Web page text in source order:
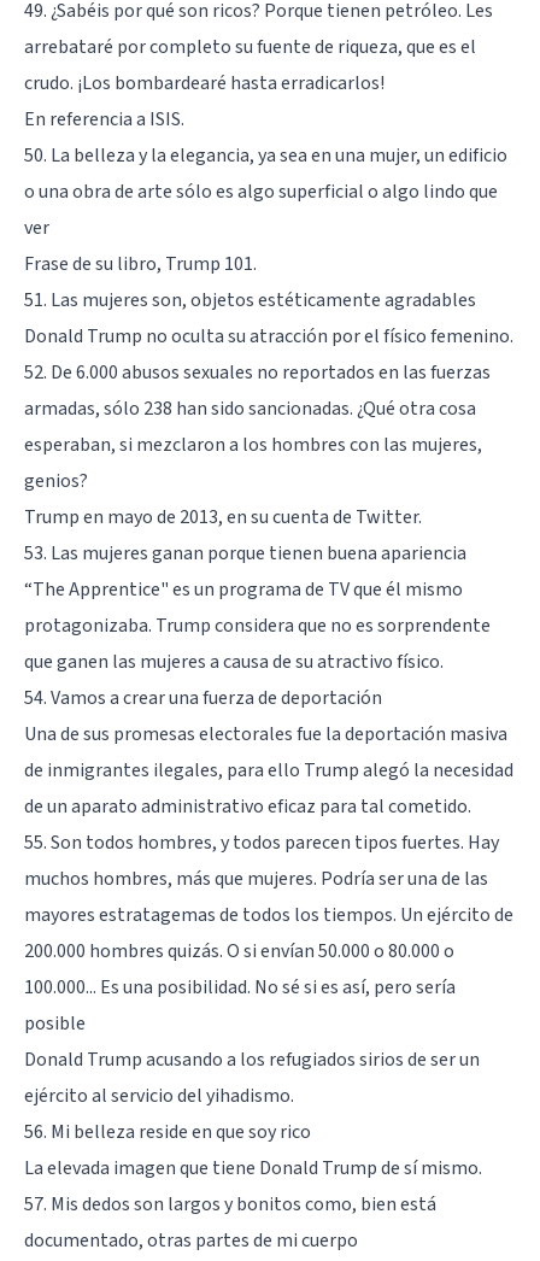
49. ¿Sabéis por qué son ricos? Porque tienen petróleo. Les
arrebataré por completo su fuente de riqueza, que es el
crudo. ¡Los bombardearé hasta erradicarlos!
En referencia a ISIS.
50. La belleza y la elegancia, ya sea en una mujer, un edificio
o una obra de arte sólo es algo superficial o algo lindo que
ver
Frase de su libro, Trump 101.
51. Las mujeres son, objetos estéticamente agradables
Donald Trump no oculta su atracción por el físico femenino.
52. De 6.000 abusos sexuales no reportados en las fuerzas
armadas, sólo 238 han sido sancionadas. ¿Qué otra cosa
esperaban, si mezclaron a los hombres con las mujeres,
genios?
Trump en mayo de 2013, en su cuenta de Twitter.
53. Las mujeres ganan porque tienen buena apariencia
“The Apprentice" es un programa de TV que él mismo
protagonizaba. Trump considera que no es sorprendente
que ganen las mujeres a causa de su atractivo físico.
54. Vamos a crear una fuerza de deportación
Una de sus promesas electorales fue la deportación masiva
de inmigrantes ilegales, para ello Trump alegó la necesidad
de un aparato administrativo eficaz para tal cometido.
55. Son todos hombres, y todos parecen tipos fuertes. Hay
muchos hombres, más que mujeres. Podría ser una de las
mayores estratagemas de todos los tiempos. Un ejército de
200.000 hombres quizás. O si envían 50.000 o 80.000 o
100.000... Es una posibilidad. No sé si es así, pero sería
posible
Donald Trump acusando a los refugiados sirios de ser un
ejército al servicio del yihadismo.
56. Mi belleza reside en que soy rico
La elevada imagen que tiene Donald Trump de sí mismo.
57. Mis dedos son largos y bonitos como, bien está
documentado, otras partes de mi cuerpo